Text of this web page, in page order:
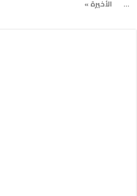
...
الأخيرة »